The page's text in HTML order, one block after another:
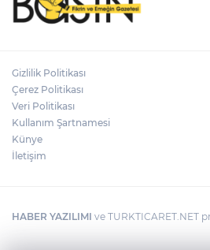
Gizlilik Politikası
Çerez Politikası
Veri Politikası
Kullanım Şartnamesi
Künye
İletişim
HABER YAZILIMI ve TURKTICARET.NET